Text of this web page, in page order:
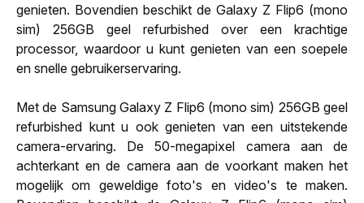
genieten. Bovendien beschikt de Galaxy Z Flip6 (mono
sim) 256GB geel refurbished over een krachtige
processor, waardoor u kunt genieten van een soepele
en snelle gebruikerservaring.
Met de Samsung Galaxy Z Flip6 (mono sim) 256GB geel
refurbished kunt u ook genieten van een uitstekende
camera-ervaring. De 50-megapixel camera aan de
achterkant en de camera aan de voorkant maken het
mogelijk om geweldige foto's en video's te maken.